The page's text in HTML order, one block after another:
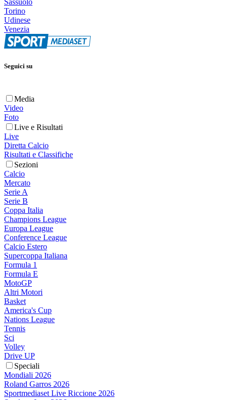
Sassuolo
Torino
Udinese
Venezia
Seguici su
Media
Video
Foto
Live e Risultati
Live
Diretta Calcio
Risultati e Classifiche
Sezioni
Calcio
Mercato
Serie A
Serie B
Coppa Italia
Champions League
Europa League
Conference League
Calcio Estero
Supercoppa Italiana
Formula 1
Formula E
MotoGP
Altri Motori
Basket
America's Cup
Nations League
Tennis
Sci
Volley
Drive UP
Speciali
Mondiali 2026
Roland Garros 2026
Sportmediaset Live Riccione 2026